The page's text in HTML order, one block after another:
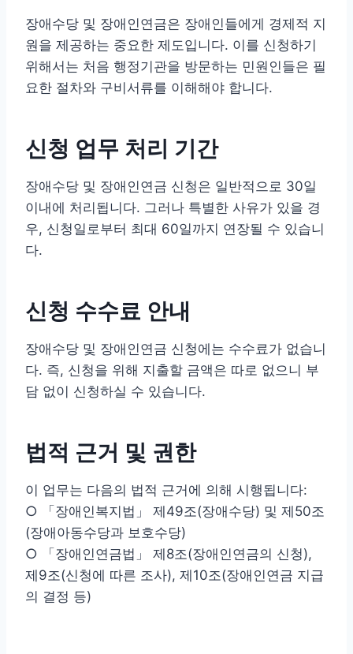
장애수당 및 장애인연금은 장애인들에게 경제적 지
원을 제공하는 중요한 제도입니다. 이를 신청하기
위해서는 처음 행정기관을 방문하는 민원인들은 필
요한 절차와 구비서류를 이해해야 합니다.
신청 업무 처리 기간
장애수당 및 장애인연금 신청은 일반적으로 30일
이내에 처리됩니다. 그러나 특별한 사유가 있을 경
우, 신청일로부터 최대 60일까지 연장될 수 있습니
다.
신청 수수료 안내
장애수당 및 장애인연금 신청에는 수수료가 없습니
다. 즉, 신청을 위해 지출할 금액은 따로 없으니 부
담 없이 신청하실 수 있습니다.
법적 근거 및 권한
이 업무는 다음의 법적 근거에 의해 시행됩니다:
○ 「장애인복지법」 제49조(장애수당) 및 제50조
(장애아동수당과 보호수당)
○ 「장애인연금법」 제8조(장애인연금의 신청),
제9조(신청에 따른 조사), 제10조(장애인연금 지급
의 결정 등)